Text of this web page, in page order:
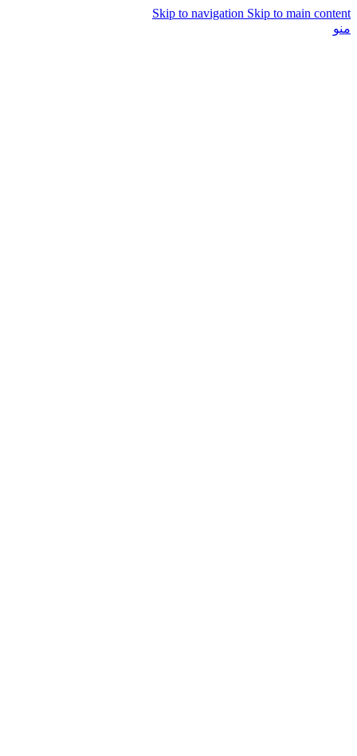
Skip to navigation Skip to main content
منو